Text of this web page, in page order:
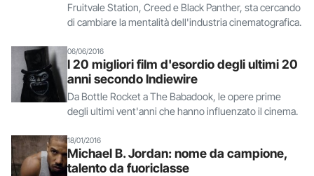
Fruitvale Station, Creed e Black Panther, sta cercando
di cambiare la mentalità dell'industria cinematografica.
06/06/2016
I 20 migliori film d'esordio degli ultimi 20
anni secondo Indiewire
Da Bottle Rocket a The Babadook, le opere prime
degli ultimi vent'anni che hanno influenzato il cinema.
18/01/2016
Michael B. Jordan: nome da campione,
talento da fuoriclasse